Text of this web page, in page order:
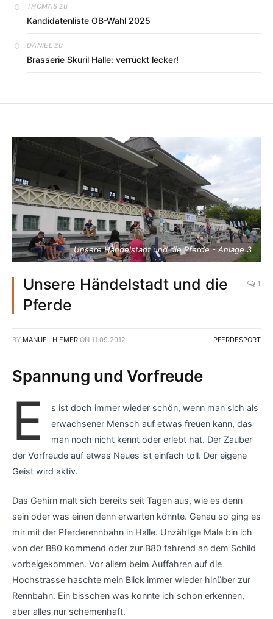
THOMASzu
Kandidatenliste OB-Wahl 2025
DANIEL zu
Brasserie Skuril Halle: verrückt lecker!
Unsere Händelstadt und die Pferde - Anlage 3
Unsere Händelstadt und die
Pferde
1
BY MANUEL HIEMER ON 11.09.2012 PFERDESPORT
Spannung und Vorfreude
E
s ist doch immer wieder schön, wenn man sich als
erwachsener Mensch auf etwas freuen kann, das
man noch nicht kennt oder erlebt hat. Der Zauber
der Vorfreude auf etwas Neues ist einfach toll. Der eigene
Geist wird aktiv.
Das Gehirn malt sich bereits seit Tagen aus, wie es denn
sein oder was einen denn erwarten könnte. Genau so ging es
mir mit der Pferderennbahn in Halle. Unzählige Male bin ich
von der B80 kommend oder zur B80 fahrend an dem Schild
vorbeigekommen. Vor allem beim Auffahren auf die
Hochstrasse haschte mein Blick immer wieder hinüber zur
Rennbahn. Ein bisschen was konnte ich schon erkennen,
aber alles nur schemenhaft.